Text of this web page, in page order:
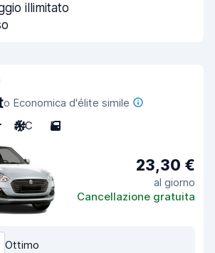
illimitato
o Economica d'élite simile
A/C 5
23,30 €
al giorno
Cancellazione gratuita
Ottimo